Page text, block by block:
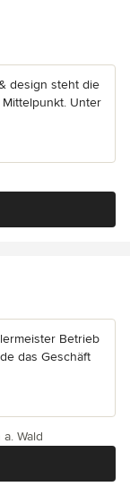
design steht die
Unter
Betrieb
das Geschäft
Wald